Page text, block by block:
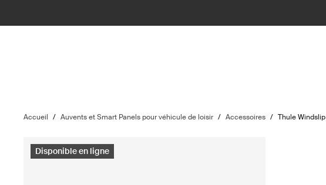
Accueil / Auvents et Smart Panels pour véhicule de loisir / Accessoires / Thule Windslip
Disponible en ligne